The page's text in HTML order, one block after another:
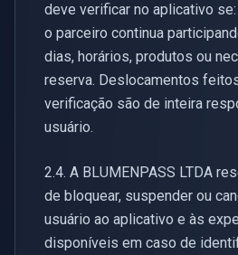
deve verificar no aplicativo
o parceiro continua
dias, horários, produtos ou
reserva. Deslocamentos
verificação são de inteira
usuário.
2.4. A BLUMENPASS LTDA
de bloquear, suspender ou
usuário ao aplicativo e às
disponíveis em caso de